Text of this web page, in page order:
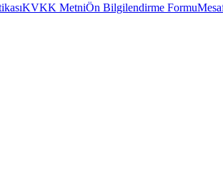
KVKK MetniÖn Bilgilendirme Formu